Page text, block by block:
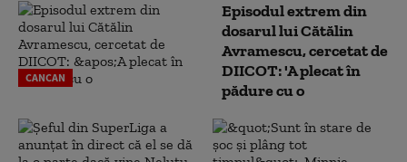
CANCAN
Episodul extrem din
dosarul lui Cătălin
Avramescu, cercetat de
DIICOT: 'A plecat în
pădure cu o